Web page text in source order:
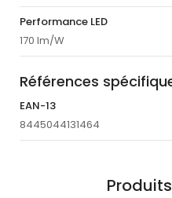
Performance LED
170 lm/W
Références
EAN-13
8445044131464